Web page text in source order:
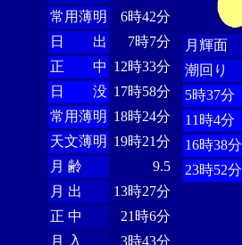
常用薄明
6時42分
日 出
7時7分
正 中 12時33分
日 没 17時58分
常用薄明 18時24分
天文薄明 19時21分
月 齢
9.5
月 出
13時27分
正 中
21時6分
月 入
3時43分
月輝面
潮回り
5時37分
11時4分
16時38分
23時52分